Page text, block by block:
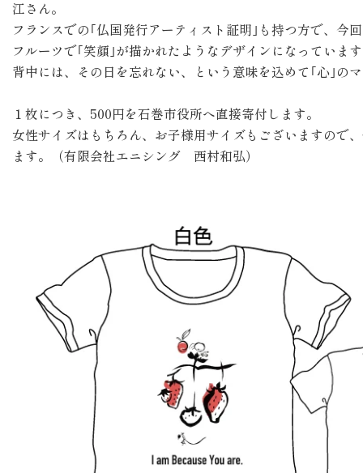
江さん。
フランスでの｢仏国発行アーティスト証明｣も持つ方で、今
フルーツで｢笑顔｣が描かれたようなデザインになっていま
背中には、その日を忘れない、という意味を込めて｢心｣の
１枚につき、500円を石巻市役所へ直接寄付します。
女性サイズはもちろん、お子様用サイズもございますので
ます。（有限会社エニシング 西村和弘）